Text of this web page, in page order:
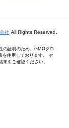
社 All Rights Reserved.
の証明のため、GMOグロ
を使用しております。 セ
をご確認ください。